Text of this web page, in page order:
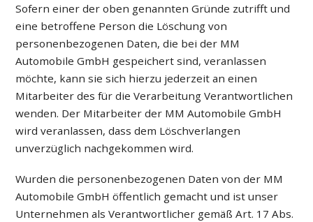
Sofern einer der oben genannten Gründe zutrifft und
eine betroffene Person die Löschung von
personenbezogenen Daten, die bei der MM
Automobile GmbH gespeichert sind, veranlassen
möchte, kann sie sich hierzu jederzeit an einen
Mitarbeiter des für die Verarbeitung Verantwortlichen
wenden. Der Mitarbeiter der MM Automobile GmbH
wird veranlassen, dass dem Löschverlangen
unverzüglich nachgekommen wird.
Wurden die personenbezogenen Daten von der MM
Automobile GmbH öffentlich gemacht und ist unser
Unternehmen als Verantwortlicher gemäß Art. 17 Abs.